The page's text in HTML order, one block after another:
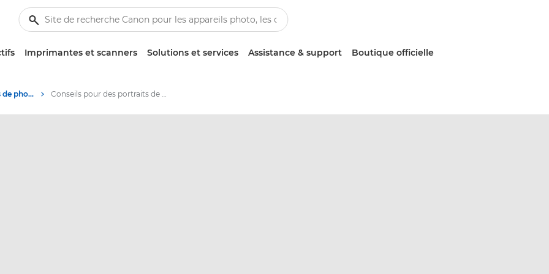
Imprimantes et scanners Solutions et services Assistance & support Boutique officielle
Conseils et techniques de photographie et d'impression Conseils pour des portraits de groupe